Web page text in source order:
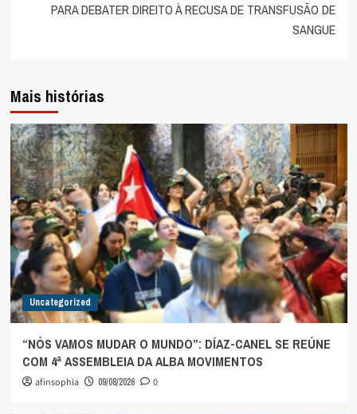
PARA DEBATER DIREITO À RECUSA DE TRANSFUSÃO DE
SANGUE
Mais histórias
Uncategorized
“NÓS VAMOS MUDAR O MUNDO”: DÍAZ-CANEL SE REÚNE
COM 4ª ASSEMBLEIA DA ALBA MOVIMENTOS
afinsophia 09/08/2026 0